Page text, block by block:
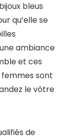
bleus
qu’elle se
ambiance
et ces
femmes sont
le vôtre
de